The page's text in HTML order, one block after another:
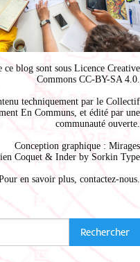
ce blog sont sous Licence Creative
Commons CC-BY-SA 4.0
techniquement par le Collectif
En Communs , et édité par une
communauté ouverte.
Conception graphique : Mirages
Coquet & Inder by Sorkin Type
en savoir plus, contactez-nous